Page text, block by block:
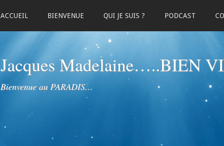
ACCUEIL BIENVENUE QUI JE SUIS ? PODCAST
Jacques Madelaine…..BIEN
Bienvenue au PARADIS…